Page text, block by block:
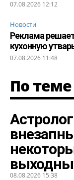
07.08.2026 12:12
Новости
Реклама
кухонную
07.08.2026 11:48
По теме
08.08.2026 15:38